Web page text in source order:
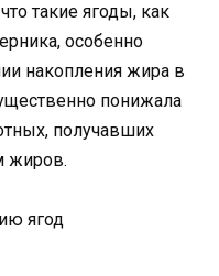
такие ягоды, как
особенно
накопления жира в
понижала
получавших
жиров.
ягод